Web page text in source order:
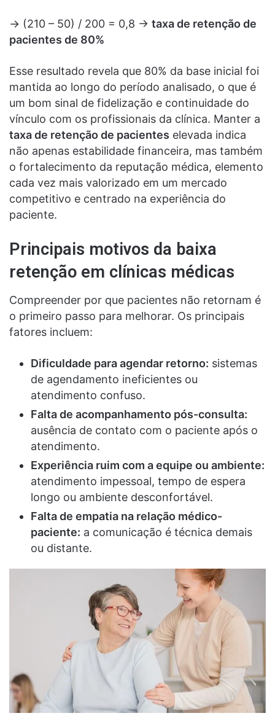
→ (210 – 50) / 200 = 0,8 → taxa de retenção de
pacientes de 80%
Esse resultado revela que 80% da base inicial foi
mantida ao longo do período analisado, o que é
um bom sinal de fidelização e continuidade do
vínculo com os profissionais da clínica. Manter a
taxa de retenção de pacientes elevada indica
não apenas estabilidade financeira, mas também
o fortalecimento da reputação médica, elemento
cada vez mais valorizado em um mercado
competitivo e centrado na experiência do
paciente.
Principais motivos da baixa
retenção em clínicas médicas
Compreender por que pacientes não retornam é
o primeiro passo para melhorar. Os principais
fatores incluem:
Dificuldade para agendar retorno: sistemas
de agendamento ineficientes ou
atendimento confuso.
Falta de acompanhamento pós-consulta:
ausência de contato com o paciente após o
atendimento.
Experiência ruim com a equipe ou ambiente:
atendimento impessoal, tempo de espera
longo ou ambiente desconfortável.
Falta de empatia na relação médico-
paciente: a comunicação é técnica demais
ou distante.